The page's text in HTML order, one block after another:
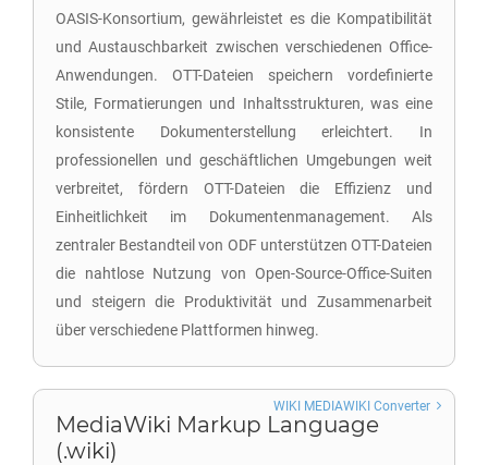
OASIS-Konsortium, gewährleistet es die Kompatibilität
und Austauschbarkeit zwischen verschiedenen Office-
Anwendungen. OTT-Dateien speichern vordefinierte
Stile, Formatierungen und Inhaltsstrukturen, was eine
konsistente Dokumenterstellung erleichtert. In
professionellen und geschäftlichen Umgebungen weit
verbreitet, fördern OTT-Dateien die Effizienz und
Einheitlichkeit im Dokumentenmanagement. Als
zentraler Bestandteil von ODF unterstützen OTT-Dateien
die nahtlose Nutzung von Open-Source-Office-Suiten
und steigern die Produktivität und Zusammenarbeit
über verschiedene Plattformen hinweg.
MediaWiki Markup Language
(.wiki)
WIKI MEDIAWIKI Converter